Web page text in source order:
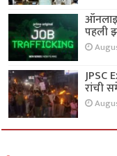
पहली
JPSC
रांची